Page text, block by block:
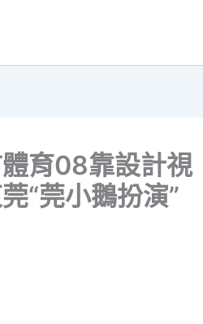
體育08靠設計視
“莞小鵝扮演”